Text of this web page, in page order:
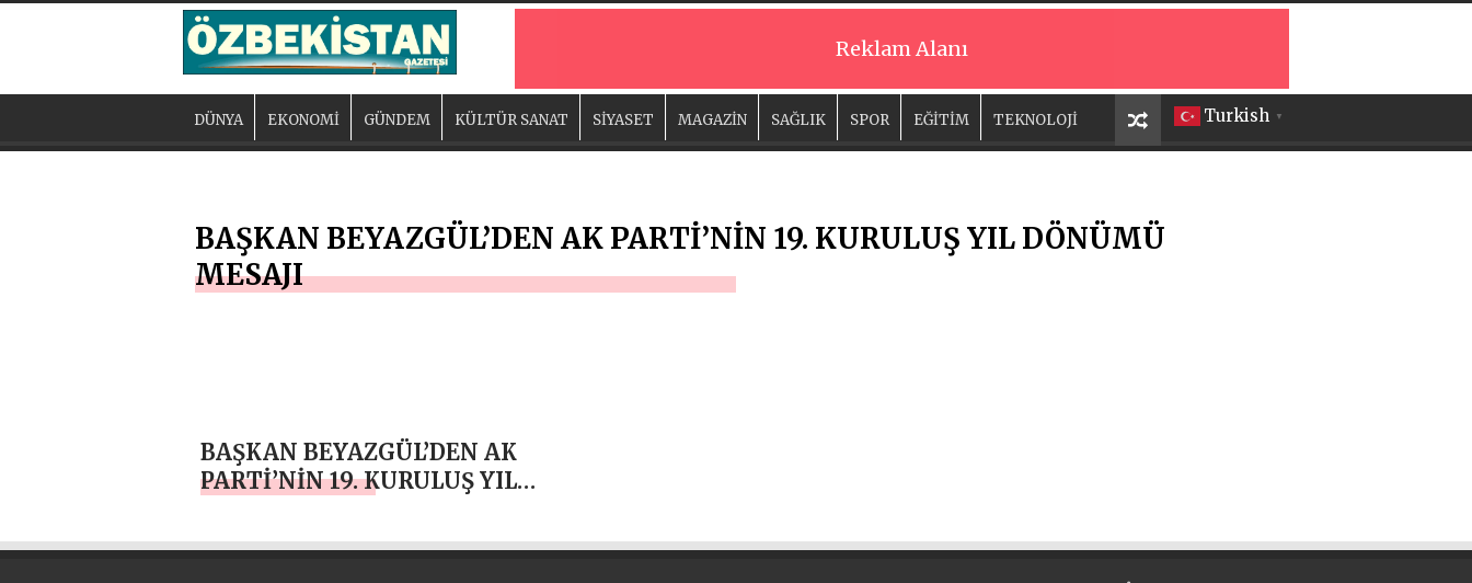
Reklam Alanı
Turkish ▼
DÜNYA EKONOMİ GÜNDEM KÜLTÜR SANAT SİYASET MAGAZİN SAĞLIK SPOR EĞİTİM TEKNOLOJİ
BAŞKAN BEYAZGÜL’DEN AK PARTİ’NİN 19. KURULUŞ YIL DÖNÜMÜ
MESAJI
BAŞKAN BEYAZGÜL’DEN AK
PARTİ’NİN 19. KURULUŞ YIL